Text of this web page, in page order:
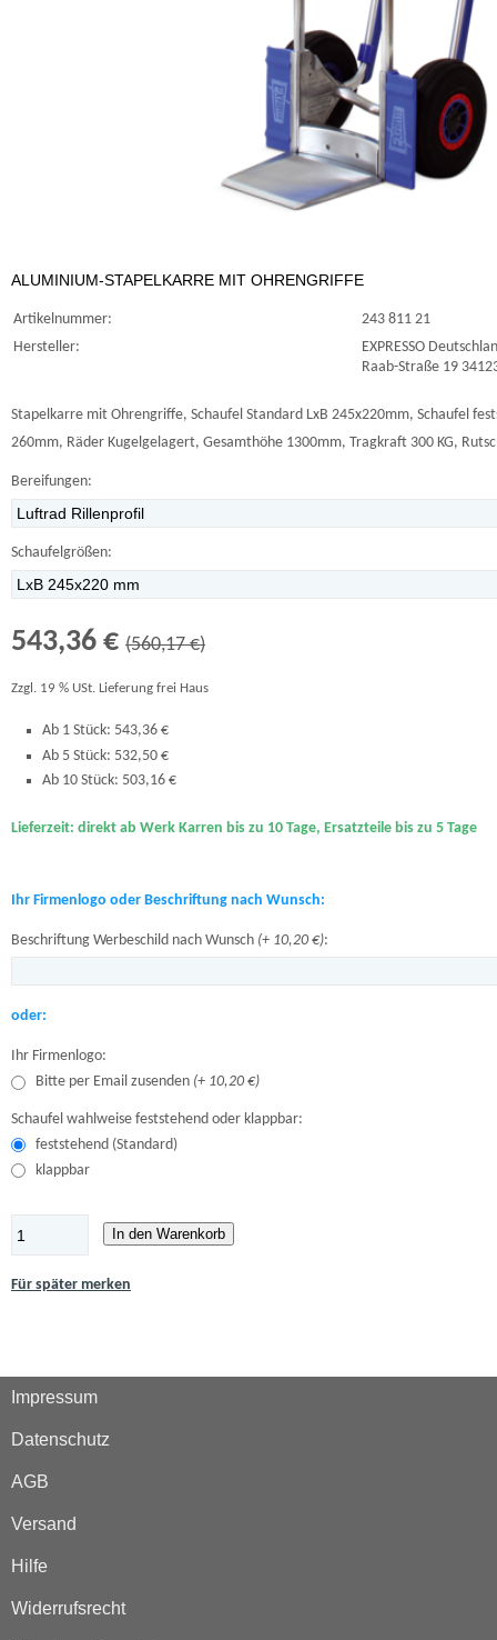
ALUMINIUM-STAPELKARRE MIT OHRENGRIFFE
Artikelnummer:
243 811 21
Hersteller:
EXPRESSO
Raab-Straße 19
Stapelkarre mit Ohrengriffe, Schaufel Standard LxB 245x220mm, Schaufel
260mm, Räder Kugelgelagert, Gesamthöhe 1300mm, Tragkraft 300 KG,
Bereifungen:
Schaufelgrößen:
543,36 € (560,17 €)
Zzgl. 19 % USt. Lieferung frei Haus
Ab 1 Stück: 543,36 €
Ab 5 Stück: 532,50 €
Ab 10 Stück: 503,16 €
Lieferzeit: direkt ab Werk Karren bis zu 10 Tage, Ersatzteile bis zu 5 Tage
Ihr Firmenlogo oder Beschriftung nach Wunsch:
Beschriftung Werbeschild nach Wunsch (+ 10,20 €):
oder:
Ihr Firmenlogo:
Bitte per Email zusenden (+ 10,20 €)
Schaufel wahlweise feststehend oder klappbar:
feststehend (Standard)
klappbar
In den Warenkorb
Für später merken
Impressum
Datenschutz
AGB
Versand
Hilfe
Widerrufsrecht